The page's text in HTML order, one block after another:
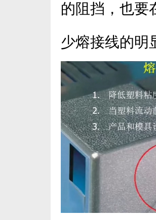
的阻挡，也要
少熔接线的明